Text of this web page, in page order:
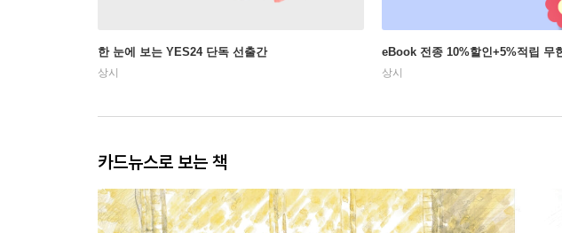
한 눈에 보는 YES24 단독 선출간
상시
eBook 전종 10%할인+5%적립 무
상시
카드뉴스로 보는 책